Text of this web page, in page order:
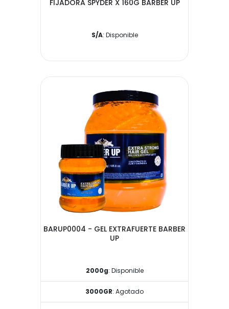
FIJADORA SPYDER X 160G BARBER UP
S/A: Disponible
BARUP0004 - GEL EXTRAFUERTE BARBER
UP
2000g: Disponible
3000GR: Agotado